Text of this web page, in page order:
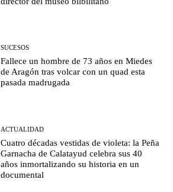
SUCESOS
Fallece un hombre de 73 años en Miedes
de Aragón tras volcar con un quad esta
pasada madrugada
ACTUALIDAD
Cuatro décadas vestidas de violeta: la Peña
Garnacha de Calatayud celebra sus 40
años inmortalizando su historia en un
documental